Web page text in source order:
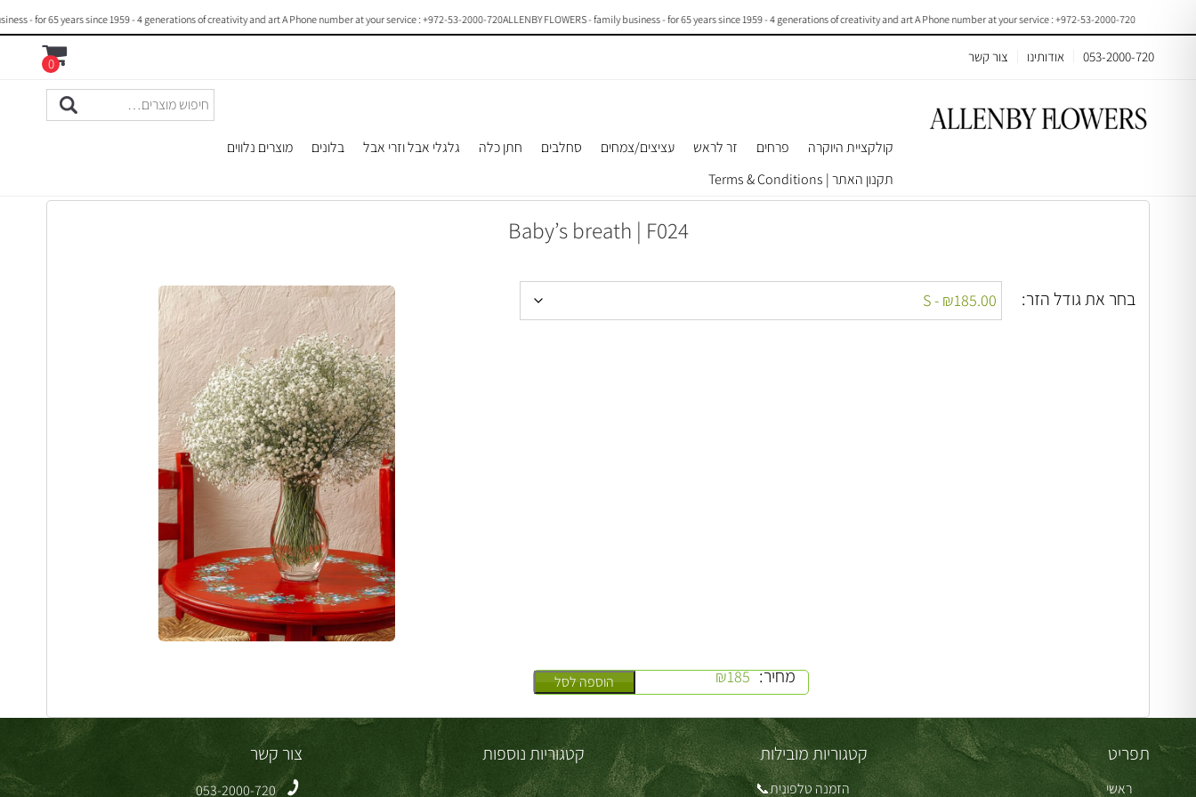
ALLENBY FLOWERS - family business - for 65 years since 1959 - 4 generations of creativity and art A Phone number at your service : +972-53-2000-720
- for 65 years since 1959 - 4 generations of creativity and art A Phone number at your service : +972-53-2000-720
053-2000-720 אודותינו צור קשר 0
קולקציית היוקרה פרחים זר לראש עציצים/צמחים סחלבים חתן כלה גלגלי אבל וזרי אבל בלונים
מוצרים נלווים
תקנון האתר | Terms & Conditions
Baby’s breath | F024
בחר את גודל הזר:
מחיר: ₪185 הוספה לסל
תפריט
ראשי
קטגוריות מובילות
הזמנה טלפונית📞
קטגוריות נוספות צור קשר
053-2000-720